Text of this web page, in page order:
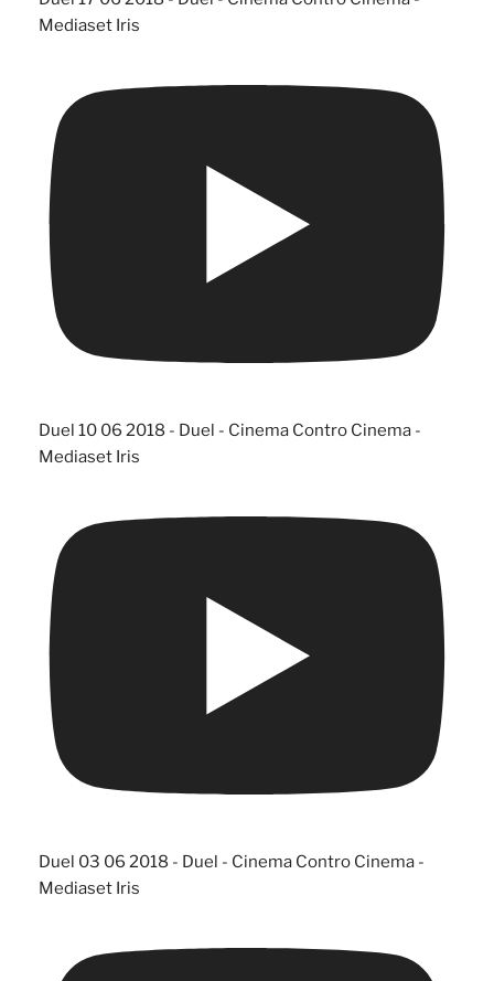
Mediaset Iris
Duel 10 06 2018 - Duel - Cinema Contro Cinema -
Mediaset Iris
Duel 03 06 2018 - Duel - Cinema Contro Cinema -
Mediaset Iris